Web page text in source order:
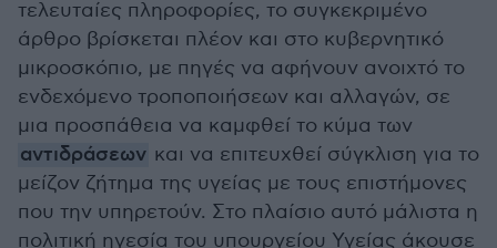
τελευταίες πληροφορίες, το συγκεκριμένο
άρθρο βρίσκεται πλέον και στο κυβερνητικό
μικροσκόπιο, με πηγές να αφήνουν ανοιχτό το
ενδεχόμενο τροποποιήσεων και αλλαγών, σε
μια προσπάθεια να καμφθεί το κύμα των
αντιδράσεων και να επιτευχθεί σύγκλιση για το
μείζον ζήτημα της υγείας με τους επιστήμονες
που την υπηρετούν. Στο πλαίσιο αυτό μάλιστα η
πολιτική ηγεσία του υπουργείου Υγείας άκουσε